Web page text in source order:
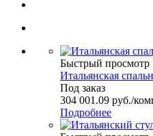
Быстрый просмотр
Итальянская
Под заказ
304 001.09 руб./
Подробнее